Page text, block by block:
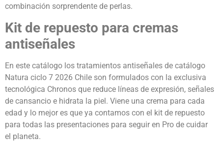
combinación sorprendente de perlas.
Kit de repuesto para cremas
antiseñales
En este catálogo los tratamientos antiseñales de catálogo
Natura ciclo 7 2026 Chile son formulados con la exclusiva
tecnológica Chronos que reduce líneas de expresión, señales
de cansancio e hidrata la piel. Viene una crema para cada
edad y lo mejor es que ya contamos con el kit de repuesto
para todas las presentaciones para seguir en Pro de cuidar
el planeta.